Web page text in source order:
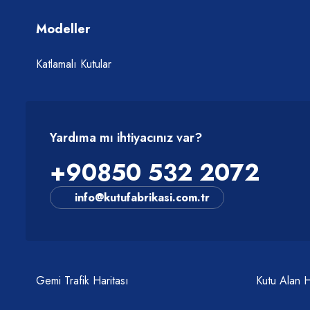
Modeller
Katlamalı Kutular
Yardıma mı ihtiyacınız var?
+90850 532 2072
info@kutufabrikasi.com.tr
Gemi Trafik Haritası Kutu Alan